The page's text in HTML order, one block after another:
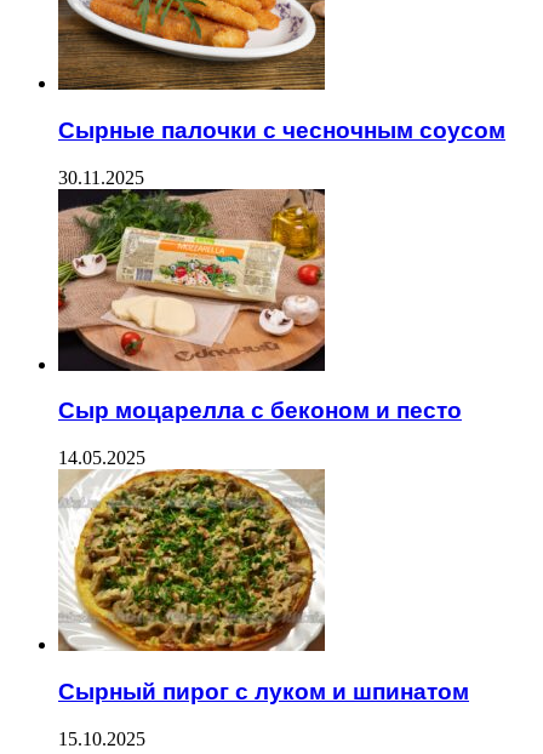
Сырные палочки с чесночным соусом
30.11.2025
Сыр моцарелла с беконом и песто
14.05.2025
Сырный пирог с луком и шпинатом
15.10.2025